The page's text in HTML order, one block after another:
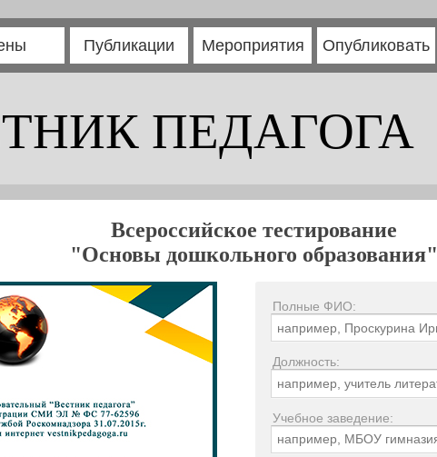
Публикации Мероприятия Опубликовать
ПЕДАГОГА
Всероссийское тестирование
"Основы дошкольного образования"
Полные ФИО:
Должность:
Учебное заведение: